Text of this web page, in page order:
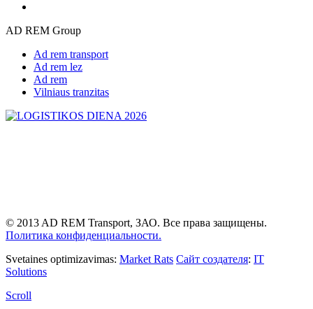
AD REM Group
Ad rem transport
Ad rem lez
Ad rem
Vilniaus tranzitas
© 2013 AD REM Transport, ЗАО. Все права защищены.
Политика конфиденциальности.
Svetaines optimizavimas: Market Rats Сайт создателя: IT
Solutions
Scroll